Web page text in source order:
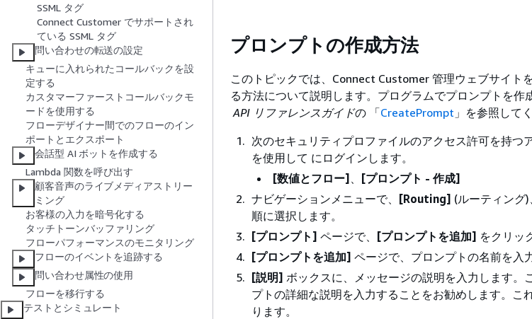
SSML タグ
Connect Customer でサポートされ
ている SSML タグ
問い合わせの転送の設定
キューに入れられたコールバックを設
定する
カスタマーファーストコールバックモ
ードを使用する
フローデザイナー間でのフローのイン
ポートとエクスポート
会話型 AI ボットを作成する
Lambda 関数を呼び出す
顧客音声のライブメディアストリー
ミング
お客様の入力を暗号化する
タッチトーンバッファリング
フローパフォーマンスのモニタリング
フローのイベントを追跡する
問い合わせ属性の使用
フローを移行する
テストとシミュレート
プロンプトの作成方法
このトピックでは、Connect Customer 管理ウェブサイト
る方法について説明します。プログラムでプロンプトを作
API リファレンスガイドの 「CreatePrompt 」を参照して
次のセキュリティプロファイルのアクセス許可を持つ
を使用して にログインします。
[数値とフロー]
[プロンプト - 作成]
ナビゲーションメニューで、 [Routing] (ルーティング)
順に選択します。
[プロンプト] ページで、 [プロンプトを追加] をクリッ
[プロンプトを追加] ページで、プロンプトの名前を入
[説明] ボックスに、メッセージの説明を入力します。
プトの詳細な説明を入力することをお勧めします。こ
ります。